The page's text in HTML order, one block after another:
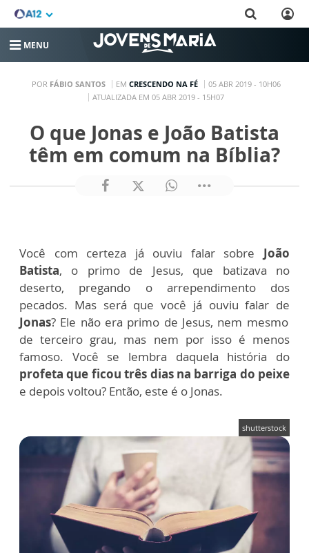
MENU
POR FÁBIO SANTOS EM CRESCENDO NA FÉ
05 ABR 2019 - 10H06
ATUALIZADA EM 05 ABR 2019 - 15H07
O que Jonas e João Batista
têm em comum na Bíblia?
Você com certeza já ouviu falar sobre João
Batista, o primo de Jesus, que batizava no
deserto, pregando o arrependimento dos
pecados. Mas será que você já ouviu falar de
Jonas? Ele não era primo de Jesus, nem mesmo
de terceiro grau, mas nem por isso é menos
famoso. Você se lembra daquela história do
profeta que ficou três dias na barriga do peixe
e depois voltou? Então, este é o Jonas.
shutterstock